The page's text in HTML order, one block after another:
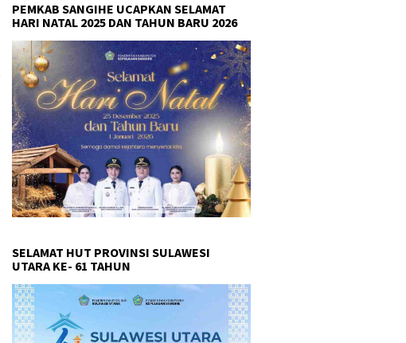
PEMKAB SANGIHE UCAPKAN SELAMAT
HARI NATAL 2025 DAN TAHUN BARU 2026
SELAMAT HUT PROVINSI SULAWESI
UTARA KE- 61 TAHUN